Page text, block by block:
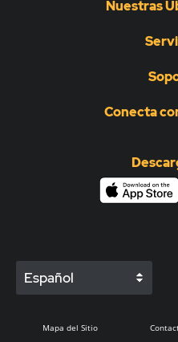
Nuestras
Conecta
Español
Mapa del Sitio